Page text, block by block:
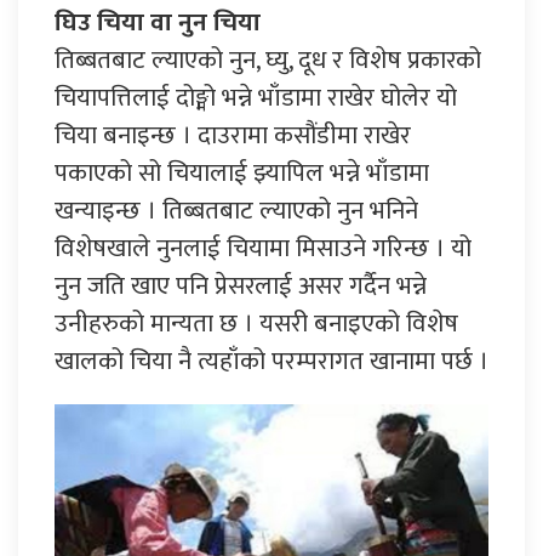
घिउ चिया वा नुन चिया
तिब्बतबाट ल्याएको नुन, घ्यु, दूध र विशेष प्रकारको
चियापत्तिलाई दोङ्मो भन्ने भाँडामा राखेर घोलेर यो
चिया बनाइन्छ । दाउरामा कसौंडीमा राखेर
पकाएको सो चियालाई झ्यापिल भन्ने भाँडामा
खन्याइन्छ । तिब्बतबाट ल्याएको नुन भनिने
विशेषखाले नुनलाई चियामा मिसाउने गरिन्छ । यो
नुन जति खाए पनि प्रेसरलाई असर गर्दैन भन्ने
उनीहरुको मान्यता छ । यसरी बनाइएको विशेष
खालको चिया नै त्यहाँको परम्परागत खानामा पर्छ ।